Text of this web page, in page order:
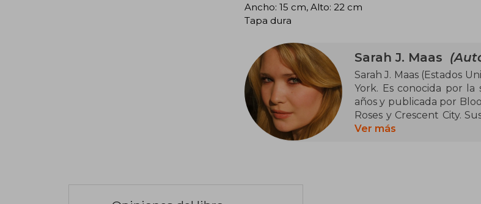
Ancho: 15 cm, Alto: 22 cm
Tapa dura
Sarah J. Maas
Sarah J. Maas (Estados
York. Es conocida por la
años y publicada por
Roses y Crescent City.
han figurado en las
Ver más